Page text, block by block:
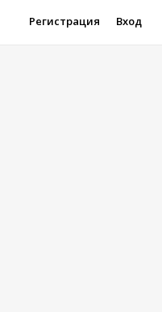
Регистрация Вход